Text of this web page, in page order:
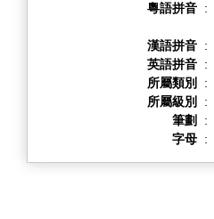
粵語拼音 :
漢語拼音 :
英語拼音 :
所屬類別
:
所屬級別
:
筆劃
:
字母 :